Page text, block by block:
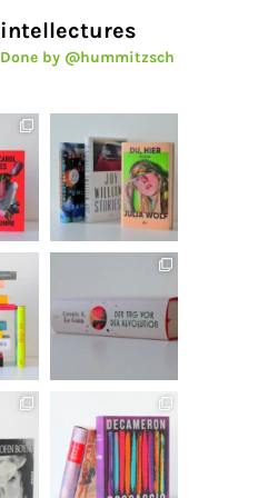
intellectures
Done by @hummitzsch